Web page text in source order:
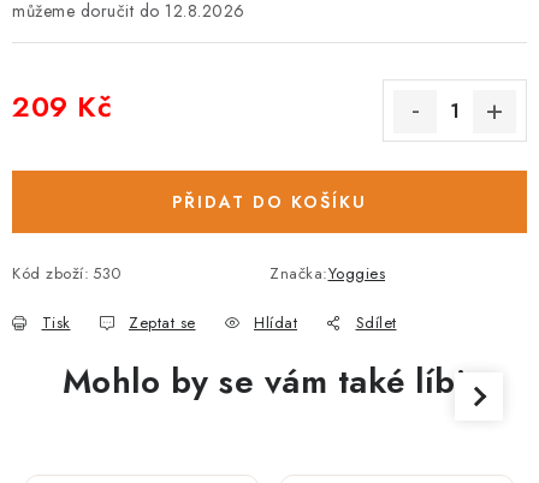
12.8.2026
209 Kč
PŘIDAT DO KOŠÍKU
Kód zboží: 530 Značka:Yoggies
Tisk Zeptat se Hlídat Sdílet
Mohlo by se vám také líbit